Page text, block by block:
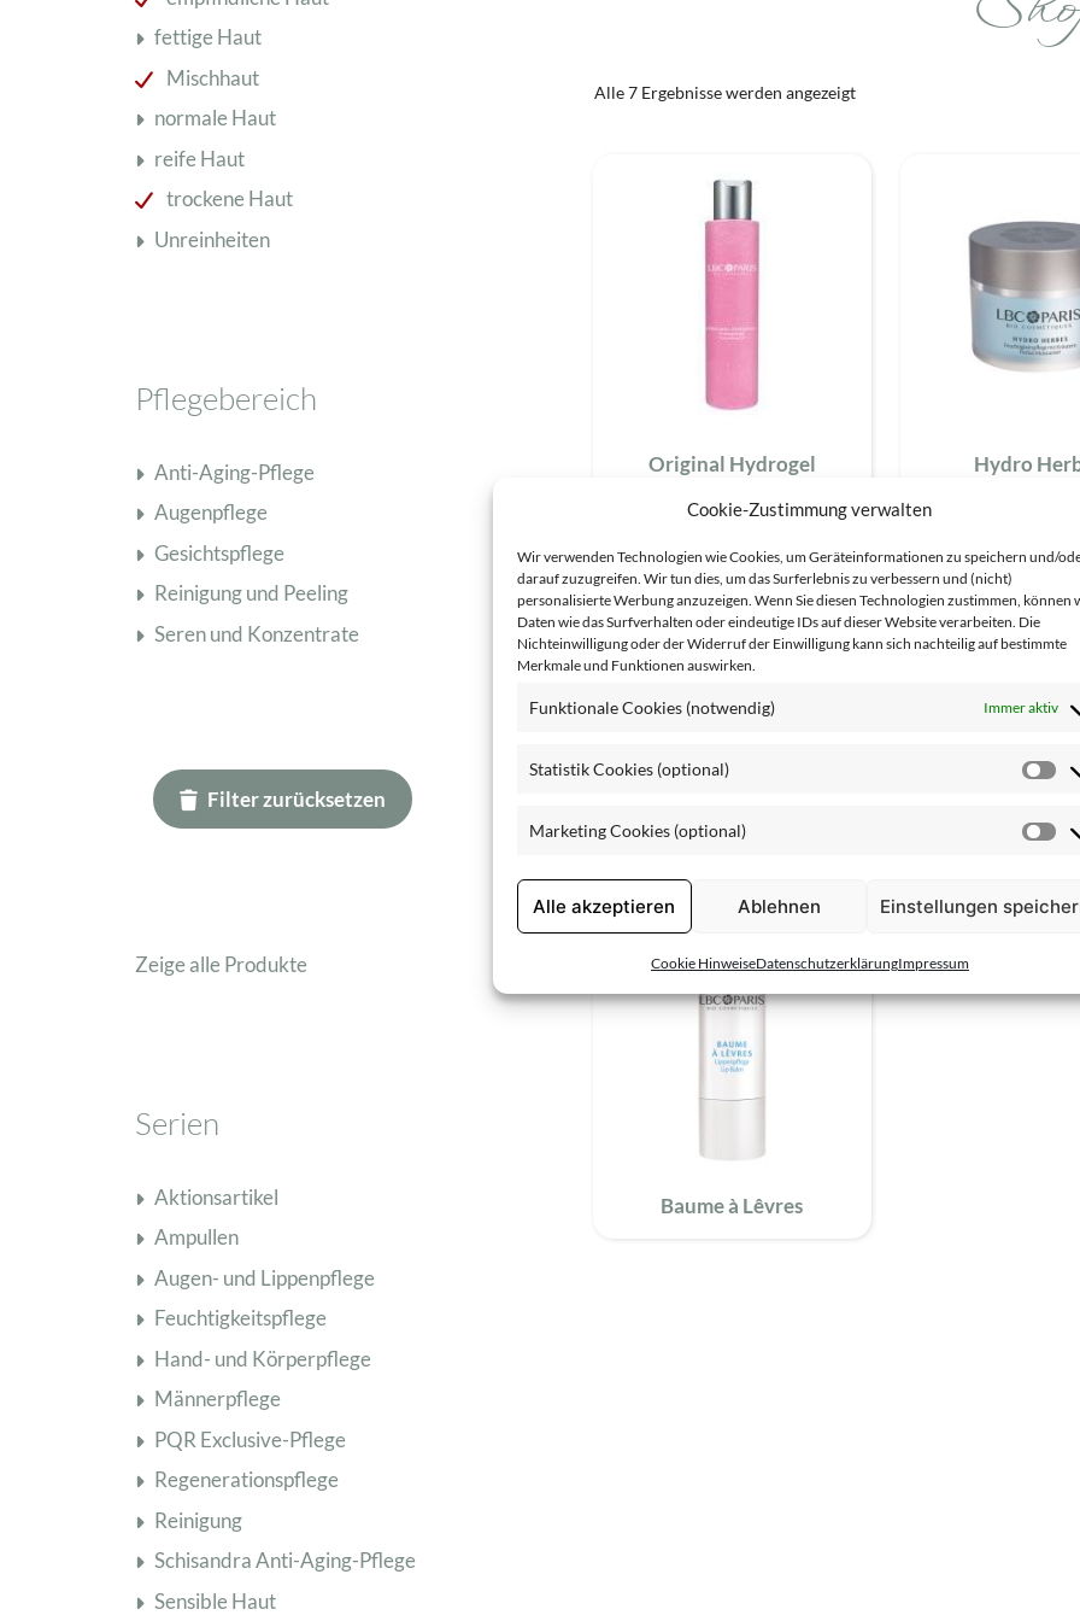
Cookie-Zustimmung verwalten
Wir verwenden Technologien wie Cookies, um Geräteinformationen zu speichern und/
darauf zuzugreifen. Wir tun dies, um das Surferlebnis zu verbessern und (nicht)
personalisierte Werbung anzuzeigen. Wenn Sie diesen Technologien zustimmen, können
Daten wie das Surfverhalten oder eindeutige IDs auf dieser Website verarbeiten. Die
Nichteinwilligung oder der Widerruf der Einwilligung kann sich nachteilig auf bestimmte
Merkmale und Funktionen auswirken.
Funktionale Cookies (notwendig) Immer aktiv
Statistik Cookies (optional)
Marketing Cookies (optional)
Alle akzeptieren Ablehnen Einstellungen
Cookie HinweiseDatenschutzerklärungImpressum
Schisandra Anti-Aging-Pflege
Seren & Konzentrate
Sondergrößen/ Reisegrößen
Alle Produkte ansehen
Alle 7 Ergebnisse werden angezeigt
Original Hydrogel Hydro
Crème Contour Gel
Baume à Lêvres
fettige Haut
Mischhaut
normale Haut
reife Haut
trockene Haut
Unreinheiten
Pflegebereich
Anti-Aging-Pflege
Augenpflege
Gesichtspflege
Reinigung und Peeling
Seren und Konzentrate
Filter zurücksetzen
Zeige alle Produkte
Serien
Aktionsartikel
Ampullen
Augen- und Lippenpflege
Feuchtigkeitspflege
Hand- und Körperpflege
Männerpflege
PQR Exclusive-Pflege
Regenerationspflege
Reinigung
Schisandra Anti-Aging-Pflege
Sensible Haut